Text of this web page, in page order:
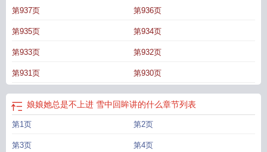
TXT笔趣阁
娘娘她总是不上进 雪中回眸百度
她总是不上进女主有多少个孩子
娘娘她总是不上进 作者雪中回眸
上进笔趣阁
娘娘她总是不上进砸御膳房多少章娘娘她总是不上进TXT宝书网
进讲的什么
娘娘她总是不上进免费阅读最新娘娘她总是不上进百度云搜索
她总是不上进TXT 百度娘娘她总是不上进全文免费阅读无弹窗娘娘她总是不上
进男主爱女主吗 娘娘她总是不上进TXT娘娘她总是不上进讲什么
上进结局怎么样娘娘她不想再努力了娘娘她总是不上进晋江文学城娘娘她总是
不上进多少字
娘娘她总是不上进听书
女主是穿越的吗
娘娘她总是不上进哪个平台的
第937页 第936页
第935页 第934页
第933页 第932页
第931页 第930页
娘娘她总是不上进 雪中回眸讲的什么章节列表
第1页 第2页
第3页 第4页